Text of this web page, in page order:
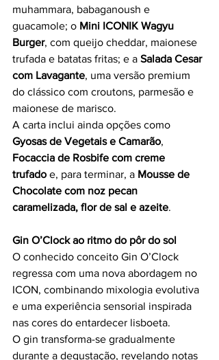
muhammara, babaganoush e
guacamole; o Mini ICONIK Wagyu
Burger, com queijo cheddar, maionese
trufada e batatas fritas; e a Salada Cesar
com Lavagante, uma versão premium
do clássico com croutons, parmesão e
maionese de marisco.
A carta inclui ainda opções como
Gyosas de Vegetais e Camarão,
Focaccia de Rosbife com creme
trufado e, para terminar, a Mousse de
Chocolate com noz pecan
caramelizada, flor de sal e azeite.
Gin O’Clock ao ritmo do pôr do sol
O conhecido conceito Gin O’Clock
regressa com uma nova abordagem no
ICON, combinando mixologia evolutiva
e uma experiência sensorial inspirada
nas cores do entardecer lisboeta.
O gin transforma-se gradualmente
durante a degustação, revelando notas